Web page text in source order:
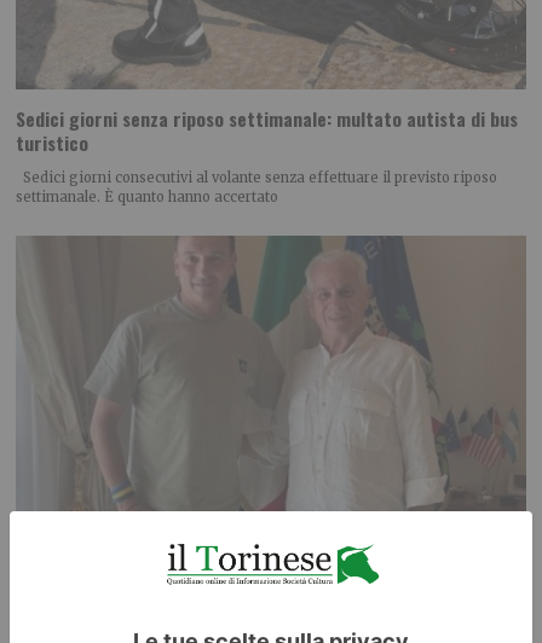
Sedici giorni senza riposo settimanale: multato autista di bus
turistico
Sedici giorni consecutivi al volante senza effettuare il previsto riposo
settimanale. È quanto hanno accertato